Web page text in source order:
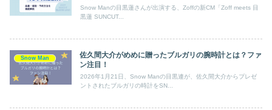
Snow Manの目黒蓮さんが出演する、Zoffの新CM「Zoff meets 目
黒蓮 SUNCUT...
Snow Man
佐久間大介がめめに贈ったブルガリの腕時計とは？ファ
ン注目！
2026年1月21日、Snow Manの目黒連が、佐久間大介からプレゼ
ントされたブルガリの時計をSN...